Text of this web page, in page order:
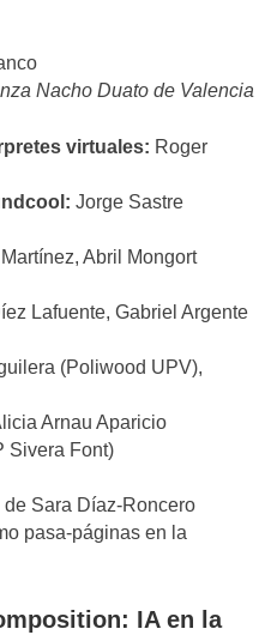
Nacho Duato de Valencia
virtuales: Roger
Jorge Sastre
Abril Mongort
Lafuente, Gabriel Argente
(Poliwood UPV),
Arnau Aparicio
Sivera Font)
Sara Díaz-Roncero
pasa-páginas en la
IA en la